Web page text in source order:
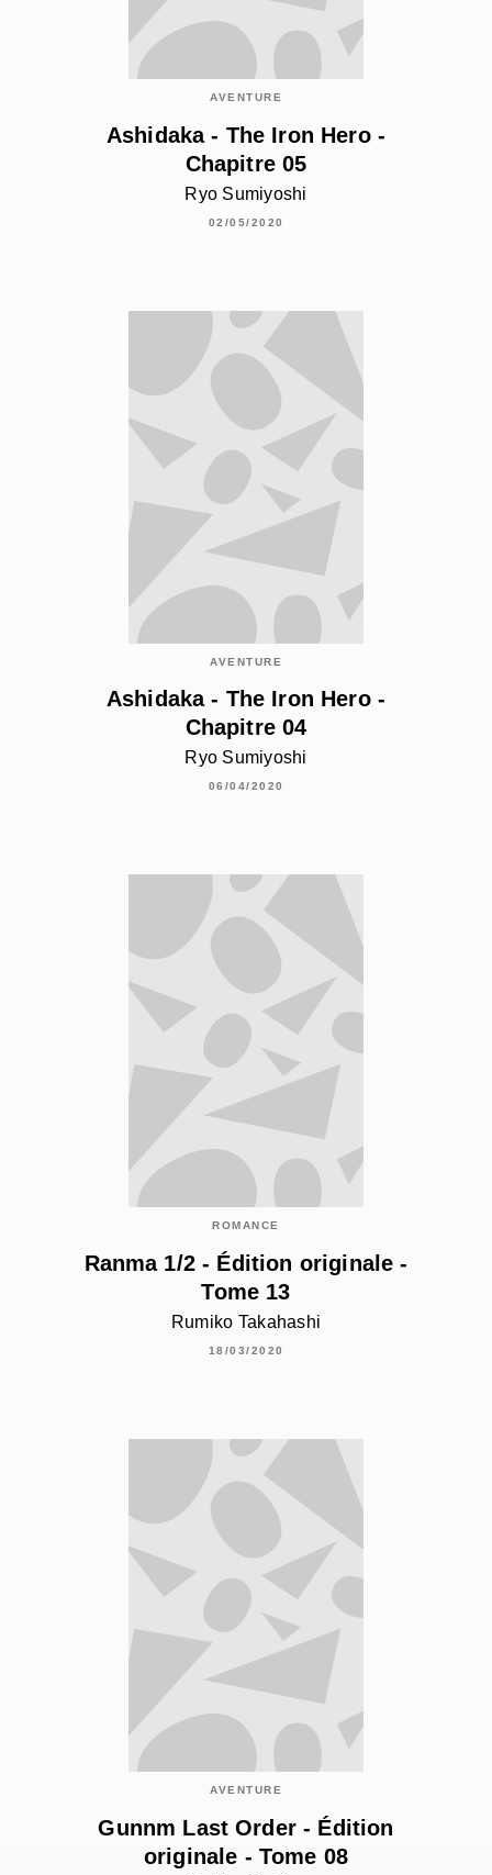
AVENTURE
Ashidaka - The Iron Hero -
Chapitre 05
Ryo Sumiyoshi
02/05/2020
AVENTURE
Ashidaka - The Iron Hero -
Chapitre 04
Ryo Sumiyoshi
06/04/2020
ROMANCE
Ranma 1/2 - Édition originale -
Tome 13
Rumiko Takahashi
18/03/2020
AVENTURE
Gunnm Last Order - Édition
originale - Tome 08